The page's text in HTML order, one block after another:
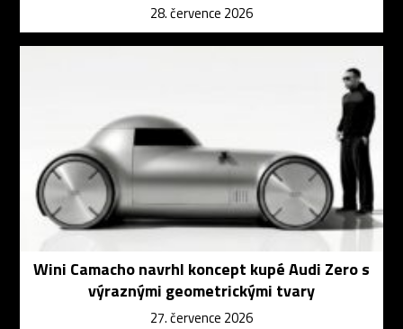
28. července 2026
Wini Camacho navrhl koncept kupé Audi Zero s
výraznými geometrickými tvary
27. července 2026